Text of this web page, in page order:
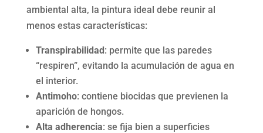
ambiental alta, la pintura ideal debe reunir al
menos estas características:
Transpirabilidad: permite que las paredes
“respiren”, evitando la acumulación de agua en
el interior.
Antimoho: contiene biocidas que previenen la
aparición de hongos.
Alta adherencia: se fija bien a superficies